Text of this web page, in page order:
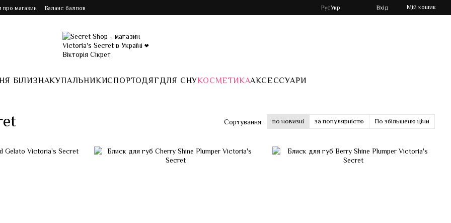
про магазин Баланс баллов РусУкр Вхід Мій кошик
БІЛИЗНАКУПАЛЬНИКИСПОРТОДЯГДЛЯ СНУКОСМЕТИКААКСЕССУАРИ
Сортування: по новизні за популярністю По збільшеню ціни